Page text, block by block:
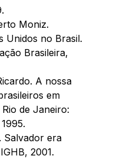
Moniz.
Unidos no Brasil.
Brasileira,
A nossa
em
de Janeiro:
Salvador era
2001.